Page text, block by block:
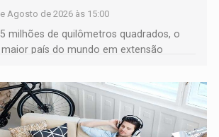
Agosto de 2026 às 15:00
milhões de quilômetros quadrados, o
país do mundo em extensão